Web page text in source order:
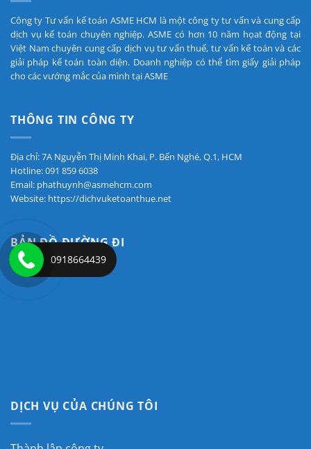
Công ty Tư vấn kế toán ASME HCM là một công ty tư vấn và cung cấp
dịch vụ kế toán chuyên nghiệp. ASME có hơn 10 năm họat động tại
Việt Nam chuyên cung cấp dịch vụ tư vấn thuế, tư vấn kế toán và các
giải pháp kế toán toàn diện. Doanh nghiệp có thể tìm giấy giải pháp
cho các vướng mắc của mình tại ASME
THÔNG TIN CÔNG TY
Địa chỉ: 7A Nguyễn Thị Minh Khai, P. Bến Nghé, Q.1, HCM
Hotline: 091 859 6038
Email: phathuynh@asmehcm.com
Website: https://dichvuketoanthue.net
BẢN ĐỒ ĐƯỜNG ĐI
DỊCH VỤ CỦA CHÚNG TÔI
0918664439